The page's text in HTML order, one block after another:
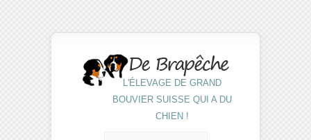
L'ÉLEVAGE DE GRAND
BOUVIER SUISSE QUI A DU
CHIEN !